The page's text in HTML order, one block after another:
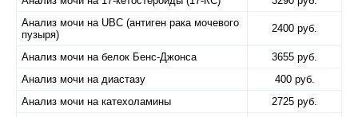
Анализ мочи на UBC (антиген рака мочевого
пузыря)
2400 руб.
Анализ мочи на белок Бенс-Джонса
3655 руб.
Анализ мочи на диастазу
400 руб.
Анализ мочи на катехоламины
2725 руб.